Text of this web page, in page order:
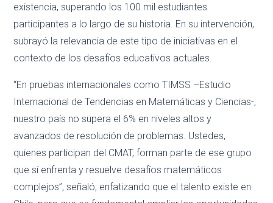
existencia, superando los 100 mil estudiantes
participantes a lo largo de su historia. En su intervención,
subrayó la relevancia de este tipo de iniciativas en el
contexto de los desafíos educativos actuales.
“En pruebas internacionales como TIMSS –Estudio
Internacional de Tendencias en Matemáticas y Ciencias-,
nuestro país no supera el 6% en niveles altos y
avanzados de resolución de problemas. Ustedes,
quienes participan del CMAT, forman parte de ese grupo
que sí enfrenta y resuelve desafíos matemáticos
complejos”, señaló, enfatizando que el talento existe en